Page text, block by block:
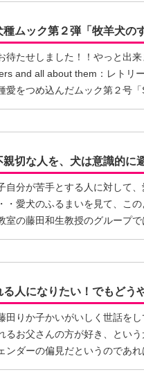
種ムック第２弾「牧羊犬の
待たせしました！！やっと出
and all about them：レトリ
愛をつめ込んだムック第２号
親切な人を、犬は意識的に
自分が苦手とする人に対して
・愛犬のふるまいを見て、こ
室の藤田和生教授のグループ
きを読む】
る人になりたい！でもどう
田りか子かいがいしく世話を
るお父さんの方が好き、とい
ンダーの偏見だというのであ
続きを読む】